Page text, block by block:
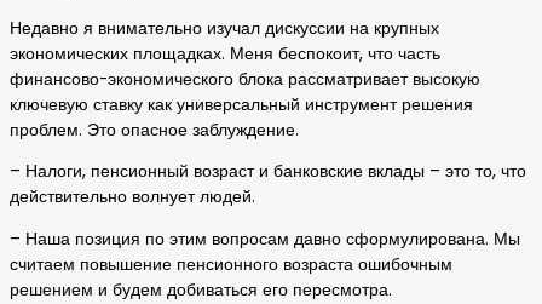
Недавно я внимательно изучал дискуссии на крупных
экономических площадках. Меня беспокоит, что часть
финансово-экономического блока рассматривает высокую
ключевую ставку как универсальный инструмент решения
проблем. Это опасное заблуждение.
– Налоги, пенсионный возраст и банковские вклады – это то, что
действительно волнует людей.
– Наша позиция по этим вопросам давно сформулирована. Мы
считаем повышение пенсионного возраста ошибочным
решением и будем добиваться его пересмотра.